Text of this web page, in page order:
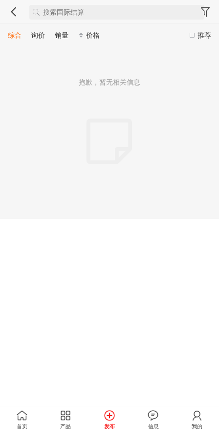
推荐
综合 询价 销量 价格
抱歉，暂无相关信息
首页 产品 发布 信息 我的